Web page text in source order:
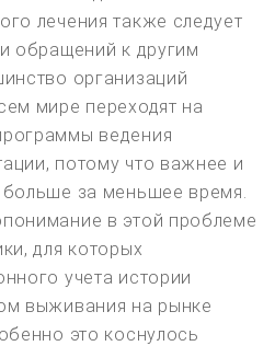
лечения также следует
обращений к другим
организаций
мире переходят на
ведения
потому что важнее и
больше за меньшее время.
в этой проблеме
для которых
учета истории
выживания на рынке
это коснулось